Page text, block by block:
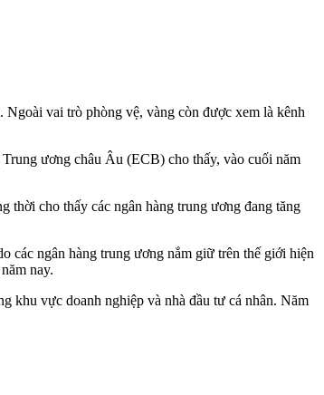
vai trò phòng vệ, vàng còn được xem là kênh
ương châu Âu (ECB) cho thấy, vào cuối năm
thời cho thấy các ngân hàng trung ương đang tăng
các ngân hàng trung ương nắm giữ trên thế giới hiện
nay.
khu vực doanh nghiệp và nhà đầu tư cá nhân. Năm